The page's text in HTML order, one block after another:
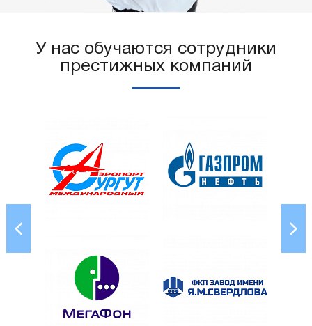
У нас обучаются сотрудники
престижных компаний